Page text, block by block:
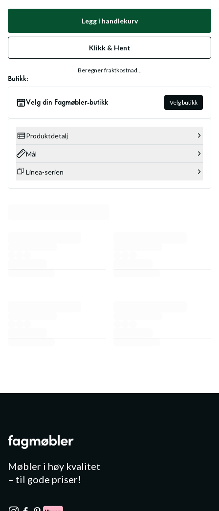
Legg i handlekurv
Klikk & Hent
Beregner fraktkostnad...
Butikk:
Velg din Fagmøbler-butikk Velg butikk
Produktdetalj
Mål
Linea-serien
Møbler i høy kvalitet
– til gode priser!